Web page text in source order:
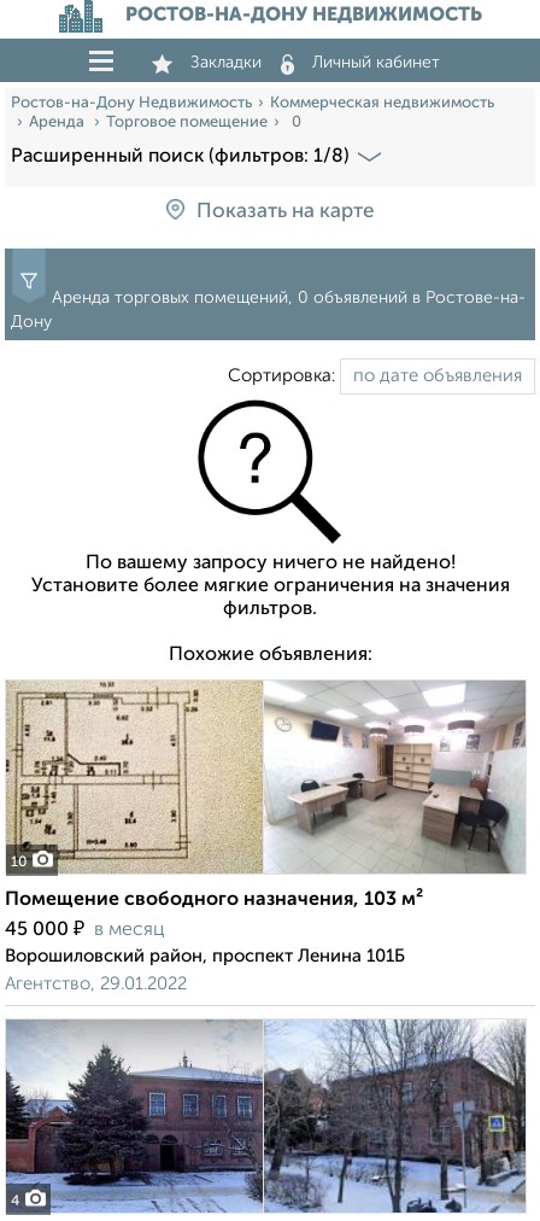
РОСТОВ-НА-ДОНУ НЕДВИЖИМОСТЬ
Закладки Личный кабинет
Ростов-на-Дону Недвижимость
Коммерческая недвижимость
Аренда
Торговое помещение 0
Расширенный поиск (фильтров: 1/8)
Показать на карте
Аренда торговых помещений, 0 объявлений в Ростове-на-
Дону
Сортировка:
По вашему запросу ничего не найдено!
Установите более мягкие ограничения на значения
фильтров.
Похожие объявления:
10
Помещение свободного назначения, 103 м²
45 000 ₽ в месяц
Ворошиловский район, проспект Ленина 101Б
Агентство, 29.01.2022
4